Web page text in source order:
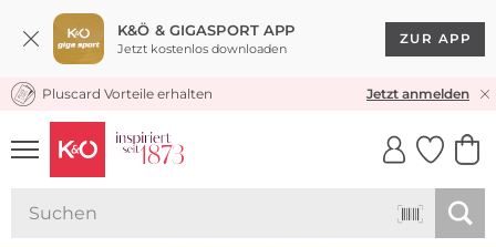
K&Ö & GIGASPORT APP
Jetzt kostenlos downloaden
ZUR APP
KOSTENLOSER VERSAND* & RÜCKVERSAND
Pluscard Vorteile erhalten Jetzt anmelden
UNSERE APP
CLICK &